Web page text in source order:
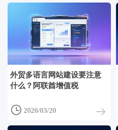
外贸多语言网站建设要注意
什么？阿联酋增值税
 2026/03/20